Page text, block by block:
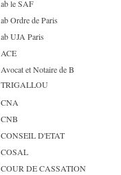
ab le SAF
ab Ordre de Paris
ab UJA Paris
ACE
Avocat et Notaire de B
TRIGALLOU
CNA
CNB
CONSEIL D'ETAT
COSAL
COUR DE CASSATION